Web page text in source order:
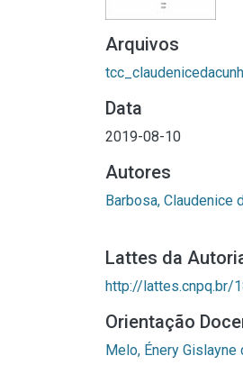
Arquivos
Data
2019-08-10
Autores
Barbosa, Claudenice
Lattes da
http://lattes.cnpq.br/
Orientação
Melo, Énery Gislayne